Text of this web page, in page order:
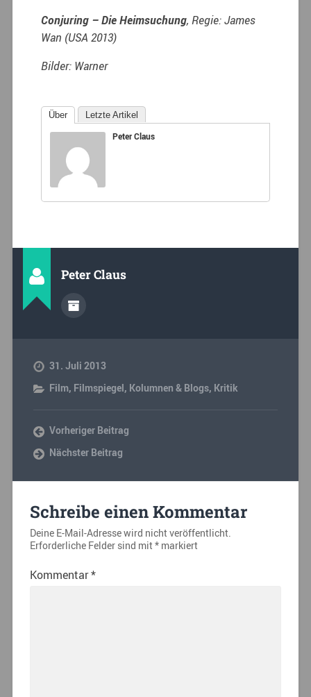
Conjuring – Die Heimsuchung, Regie: James
Wan (USA 2013)
Bilder: Warner
Über Letzte Artikel
Peter Claus
Peter Claus
31. Juli 2013
Film, Filmspiegel, Kolumnen & Blogs, Kritik
Vorheriger Beitrag
Nächster Beitrag
Schreibe einen Kommentar
Deine E-Mail-Adresse wird nicht veröffentlicht.
Erforderliche Felder sind mit*markiert
Kommentar*